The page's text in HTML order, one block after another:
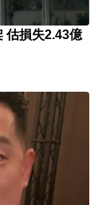
估損失2.43億